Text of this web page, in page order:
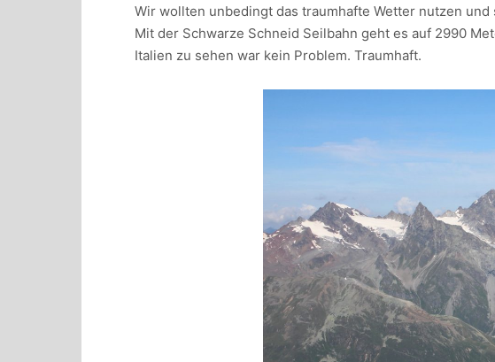
Wir wollten unbedingt das traumhafte Wetter nutzen
Mit der Schwarze Schneid Seilbahn geht es auf 2990
Italien zu sehen war kein Problem. Traumhaft.